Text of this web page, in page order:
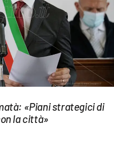
«Piani strategici di
la città»